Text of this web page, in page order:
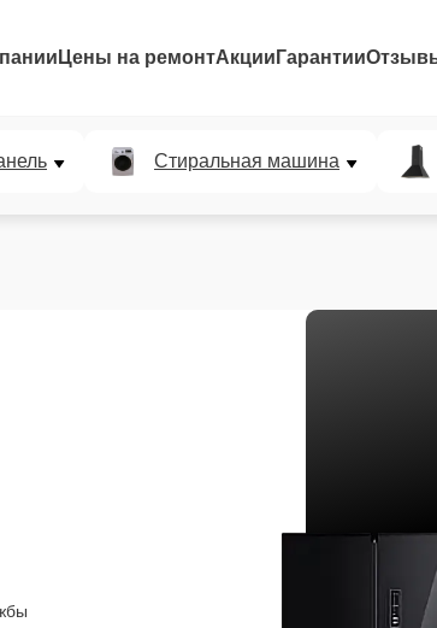
Цены на ремонтАкции Гарантии
Стиральная машина